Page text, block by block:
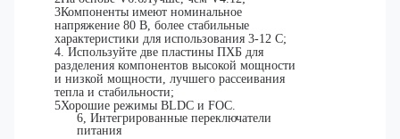
3Компоненты имеют номинальное
напряжение 80 В, более стабильные
характеристики для использования 3-12 С;
4. Используйте две пластины ПХБ для
разделения компонентов высокой мощности
и низкой мощности, лучшего рассеивания
тепла и стабильности;
5Хорошие режимы BLDC и FOC.
6, Интегрированные переключатели
питания